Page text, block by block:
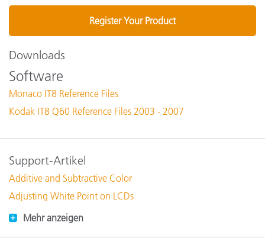
Register Your Product
Downloads
Software
Monaco IT8 Reference Files
Kodak IT8 Q60 Reference Files 2003 - 2007
Support-Artikel
Additive and Subtractive Color
Adjusting White Point on LCDs
Mehr anzeigen